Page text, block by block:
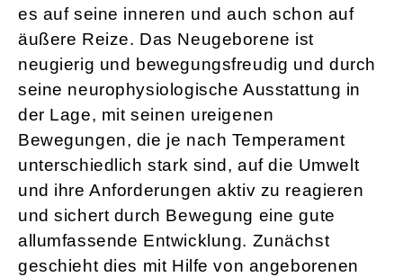
es auf seine inneren und auch schon auf
äußere Reize. Das Neugeborene ist
neugierig und bewegungsfreudig und durch
seine neurophysiologische Ausstattung in
der Lage, mit seinen ureigenen
Bewegungen, die je nach Temperament
unterschiedlich stark sind, auf die Umwelt
und ihre Anforderungen aktiv zu reagieren
und sichert durch Bewegung eine gute
allumfassende Entwicklung. Zunächst
geschieht dies mit Hilfe von angeborenen